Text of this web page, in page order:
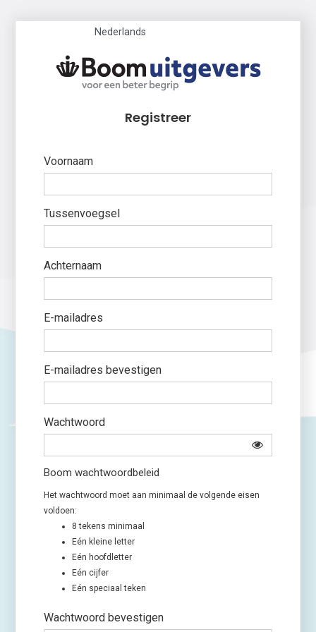
Nederlands
Registreer
Voornaam
Tussenvoegsel
Achternaam
E-mailadres
E-mailadres bevestigen
Wachtwoord
Boom wachtwoordbeleid
Het wachtwoord moet aan minimaal de volgende eisen
voldoen:
8 tekens minimaal
Eén kleine letter
Eén hoofdletter
Eén cijfer
Eén speciaal teken
Wachtwoord bevestigen